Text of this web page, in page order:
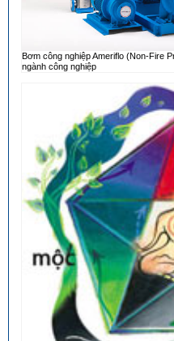
Bơm công nghiệp Ameriflo (Non-Fire
ngành công nghiệp